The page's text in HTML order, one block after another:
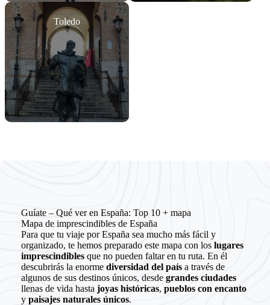
Toledo
Guíate – Qué ver en España: Top 10 + mapa
Mapa de imprescindibles de España
Para que tu viaje por España sea mucho más fácil y
organizado, te hemos preparado este mapa con los lugares
imprescindibles que no pueden faltar en tu ruta. En él
descubrirás la enorme diversidad del paísa través de
algunos de sus destinos únicos, desde grandes ciudades
llenas de vida hasta joyas históricas, pueblos con encanto
y paisajes naturales únicos.